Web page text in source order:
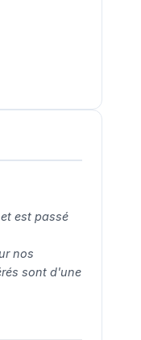
est passé
nos
sont d'une